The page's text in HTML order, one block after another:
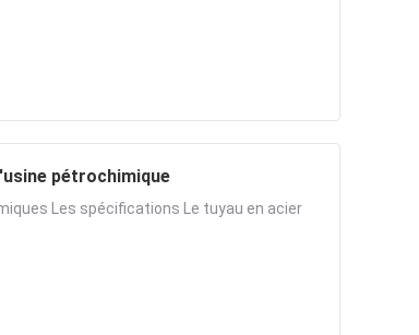
pétrochimique
Les spécifications Le tuyau en acier